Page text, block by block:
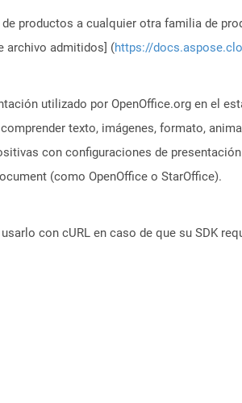
productos a cualquier otra familia de
archivo admitidos] (https://
utilizado por OpenOffice.org en el
texto, imágenes, formato,
con configuraciones de
(como OpenOffice o StarOffice).
con cURL en caso de que su SDK